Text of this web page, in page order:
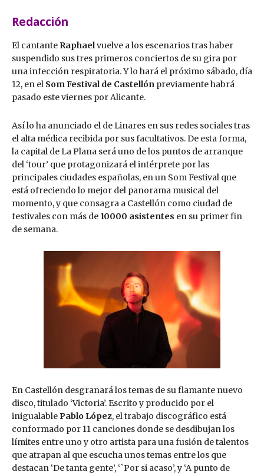
Redacción
El cantante Raphaelvuelve a los escenarios tras haber
suspendido sus tres primeros conciertos de su gira por
una infección respiratoria. Y lo hará el próximo sábado, día
12, en el Som Festival de Castellón previamente habrá
pasado este viernes por Alicante.
Así lo ha anunciado el de Linares en sus redes sociales tras
el alta médica recibida por sus facultativos. De esta forma,
la capital de La Plana será uno de los puntos de arranque
del ‘tour’ que protagonizará el intérprete por las
principales ciudades españolas, en un Som Festival que
está ofreciendo lo mejor del panorama musical del
momento, y que consagra a Castellón como ciudad de
festivales con más de 10000 asistentes en su primer fin
de semana.
En Castellón desgranará los temas de su flamante nuevo
disco, titulado ‘Victoria’. Escrito y producido por el
inigualable Pablo López, el trabajo discográfico está
conformado por 11 canciones donde se desdibujan los
límites entre uno y otro artista para una fusión de talentos
que atrapan al que escucha unos temas entre los que
destacan ‘De tanta gente’, ‘`Por si acaso’, y ‘A punto de